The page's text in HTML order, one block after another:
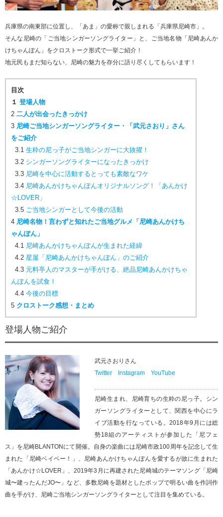
兵庫県の南東部に位置し、「あま」の愛称で親しまれる「兵庫県尼崎市」。
そんな尼崎の「ご当地シンガーソングライター」と、ご当地名物「尼崎あんか
けちゃんぽん」をクロストーク形式で一挙ご紹介！
地元民もまだ知らない、尼崎の魅力を存分に語り尽くしてもらいます！
目次
１ 登場人物
2 二人が出会ったきっかけ
3 尼崎ご当地シンガーソングライター・「武元さおり」さん
をご紹介
3.1 生粋の尼っ子がご当地シンガーに大抜擢！
3.2 シンガーソングライターになったきっかけ
3.3 尼崎を中心に活動するとっても素敵なワケ
3.4 尼崎あんかけちゃんぽんオリジナルソング！「あんかけ
☆LOVER」
3.5 ご当地シンガーとして今後の活動
4 尼崎名物！言わずと知れたご当地グルメ「尼崎あんかけち
ゃんぽん」
4.1 尼崎あんかけちゃんぽんが生まれた経緯
4.2 星屋「尼崎あんかけちゃんぽん」のご紹介
4.3 元料亭人のマスターが手がける、絶品尼崎あんかけちゃ
んぽんを試食！
4.4 今後の目標
5 クロストーク感想・まとめ
登場人物ご紹介
武元さおりさん
Twitter
Instagram YouTube
尼崎生まれ、尼崎育ちの生粋の尼っ子。シン
ガーソングライターとして、関西を中心にラ
イブ活動を行なっている。2018年9月には総
勢18組のアーティストが参加した「尼フェ
ス」を尼崎BLANTONにて開催。自身の楽曲には尼崎市政100周年を記念して生
まれた「尼崎ベイベー！」、尼崎あんかけちゃんぽんを愛するが故に生まれた
「あんかけ☆LOVER」、2019年3月に再建された尼崎城のテーマソング「尼崎
城〜建ったんだJO〜」など、多数尼崎を題材としたポップで明るい曲を作詞作
曲を手がけ、尼崎ご当地シンガーソングライターとして注目を集めている。